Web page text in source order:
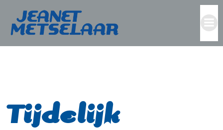
de
Tijdelijk